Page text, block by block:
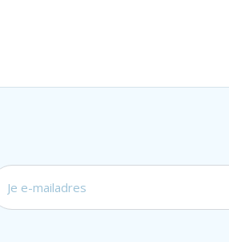
je in voor onze nieuwsbrief